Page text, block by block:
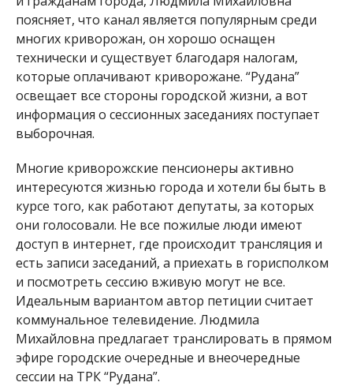
поясняет, что канал является популярным среди
многих криворожан, он хорошо оснащен
технически и существует благодаря налогам,
которые оплачивают криворожане. “Рудана”
освещает все стороны городской жизни, а вот
информация о сессионных заседаниях поступает
выборочная.
Многие криворожские пенсионеры активно
интересуются жизнью города и хотели бы быть в
курсе того, как работают депутаты, за которых
они голосовали. Не все пожилые люди имеют
доступ в интернет, где происходит трансляция и
есть записи заседаний, а приехать в горисполком
и посмотреть сессию вживую могут не все.
Идеальным вариантом автор петиции считает
коммунальное телевидение. Людмила
Михайловна предлагает транслировать в прямом
эфире городские очередные и внеочередные
сессии на ТРК “Рудана”.